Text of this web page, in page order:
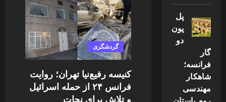
گردشگری
کنیسه رفیع‌نیا تهران؛ روایت
فرانس ۲۴ از حمله اسرائیل
و تلاش برای نجات
پل
پون
دو
گار
فرانسه؛
شاهکار
مهندسی